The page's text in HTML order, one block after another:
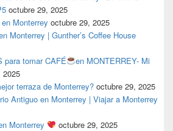
octubre 29, 2025
Monterrey octubre 29, 2025
Monterrey | Gunther’s Coffee House
para tomar CAFÉ
en MONTERREY- Mi
2025
terraza de Monterrey? octubre 29, 2025
Antiguo en Monterrey | Viajar a Monterrey
Monterrey
octubre 29, 2025